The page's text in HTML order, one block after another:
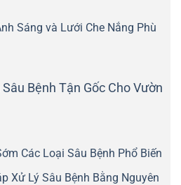
Sáng và Lưới Che Nắng Phù
Bệnh Tận Gốc Cho Vườn
Các Loại Sâu Bệnh Phổ Biến
Xử Lý Sâu Bệnh Bằng Nguyên